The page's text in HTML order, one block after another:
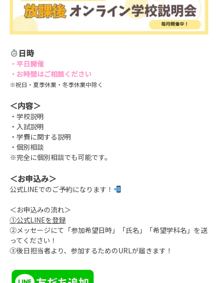
日時
・平日開催
・お時間はご相談ください
※祝日・夏季休業・冬季休業中除く
＜内容＞
・学校説明
・入試説明
・学費に関する説明
・個別相談
※完全に個別相談でも可能です。
＜お申込み＞
公式LINEでのご予約になります！
＜お申込みの流れ＞
①公式LINEを登録
②メッセージにて「参加希望日時」「氏名」「希望学科名」を送
ってください！
③後日担当者より、参加するためのURLが届きます！